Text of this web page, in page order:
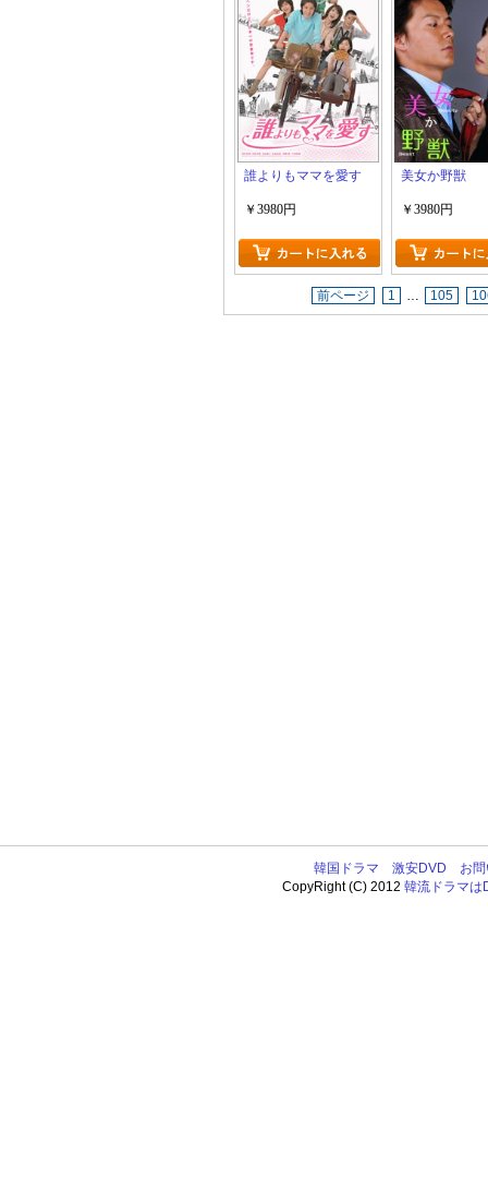
誰よりもママを愛す
￥3980円
美女か野獣
￥3980円
前ページ 1 … 105
韓国ドラマ 激安DVD
お
CopyRight (C) 2012韓流ドラマは